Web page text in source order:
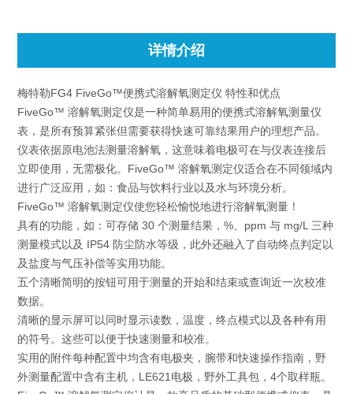
详情介绍
梅特勒FG4 FiveGo™便携式溶解氧测定仪 特性和优点
FiveGo™ 溶解氧测定仪是一种简单易用的便携式溶解氧测量仪
表，是所有预算紧张但需要获得快速可靠结果用户的理想产品。
仪表依据原电池法测量溶解氧，这意味着电极可在与仪表连接后
立即使用，无需极化。FiveGo™ 溶解氧测定仪适合在不同领域内
进行广泛应用，如：食品与饮料行业以及水与环境分析。
FiveGo™ 溶解氧测定仪使您轻松愉悦地进行溶解氧测量！
具有的功能，如：可存储 30 个测量结果，%、ppm 与 mg/L 三种
测量模式以及 IP54 防尘防水等级，此外还融入了自动终点判定以
及盐度与气压补偿等实用功能。
五个清晰简明的按钮可用于测量的开始和结束或查询近一次校准
数据。
清晰的显示屏可以同时显示读数，温度，终点模式以及各种有用
的符号。这些可以便于快速测量和校准。
实用的附件每种配置中均含有电极夹，腕带和快速操作指南，野
外测量配置中含有主机，LE621电极，野外工具包，4个取样瓶。